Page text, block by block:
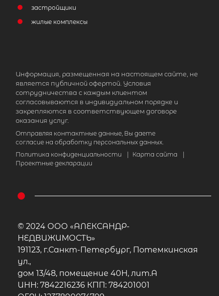
застройщики
жилые комплексы
Информация, размещенная на настоящем сайте, не
является публичной офертой. Условия
сотрудничества с каждым клиентом
согласовываются в индивидуальном порядке и
закрепляются в соответствующем договоре
оказания услуг.
Отправляя контактные данные, Вы даете
согласие на обработку персональных данных.
Политика конфиденциальности
Карта сайта
Проектные декларации
© 2024 ООО «АЛЕКСАНДР-
НЕДВИЖИМОСТЬ»
191123, г.Санкт-Петербург, Потемкинская
ул.,
дом 13/48, помещение 40Н, лит.А
ИНН: 7842216236 КПП: 784201001